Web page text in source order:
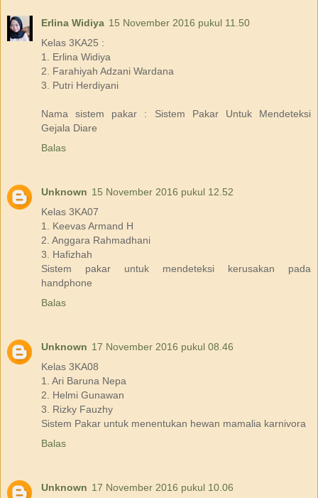
Erlina Widiya 15 November 2016 pukul 11.50
Kelas 3KA25 :
1. Erlina Widiya
2. Farahiyah Adzani Wardana
3. Putri Herdiyani
Nama sistem pakar : Sistem Pakar Untuk Mendeteksi
Gejala Diare
Balas
Unknown 15 November 2016 pukul 12.52
Kelas 3KA07
1. Keevas Armand H
2. Anggara Rahmadhani
3. Hafizhah
Sistem pakar untuk mendeteksi kerusakan pada
handphone
Balas
Unknown 17 November 2016 pukul 08.46
Kelas 3KA08
1. Ari Baruna Nepa
2. Helmi Gunawan
3. Rizky Fauzhy
Sistem Pakar untuk menentukan hewan mamalia karnivora
Balas
Unknown 17 November 2016 pukul 10.06